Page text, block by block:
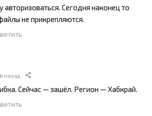
авторизоваться. Сегодня наконец то
не прикрепляются.
назад
Сейчас — зашёл. Регион — Хабкрай.